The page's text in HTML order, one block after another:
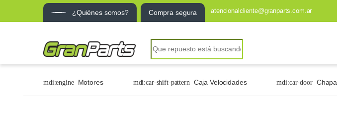
¿Quiénes somos? Compra segura atencionalcliente@granparts.com.ar
Motores Caja Velocidades Chapa